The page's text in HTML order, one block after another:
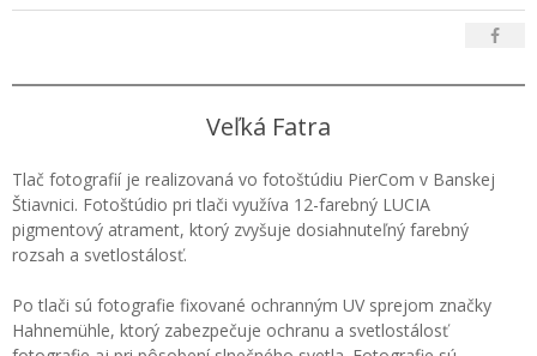
Veľká Fatra
Tlač fotografií je realizovaná vo fotoštúdiu PierCom v Banskej
Štiavnici. Fotoštúdio pri tlači využíva 12-farebný LUCIA
pigmentový atrament, ktorý zvyšuje dosiahnuteľný farebný
rozsah a svetlostálosť.
Po tlači sú fotografie fixované ochranným UV sprejom značky
Hahnemühle, ktorý zabezpečuje ochranu a svetlostálosť